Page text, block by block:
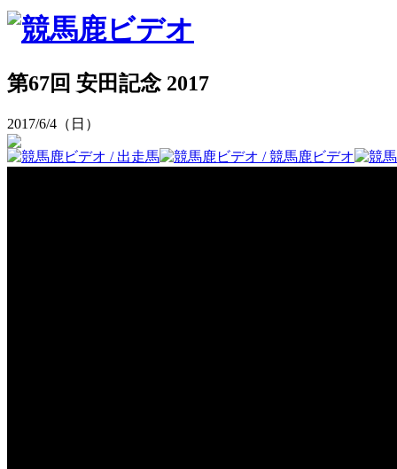
第67回 安田記念 2017
2017/6/4（日）